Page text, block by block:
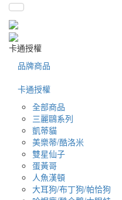
卡通授權
品牌商品
卡通授權
全部商品
三麗鷗系列
凱蒂貓
美樂蒂/酷洛米
雙星仙子
蛋黃哥
人魚漢頓
大耳狗/布丁狗/帕恰狗